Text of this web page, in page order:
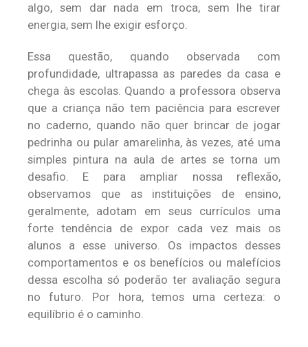
algo, sem dar nada em troca, sem lhe tirar
energia, sem lhe exigir esforço.
Essa questão, quando observada com
profundidade, ultrapassa as paredes da casa e
chega às escolas. Quando a professora observa
que a criança não tem paciência para escrever
no caderno, quando não quer brincar de jogar
pedrinha ou pular amarelinha, às vezes, até uma
simples pintura na aula de artes se torna um
desafio. E para ampliar nossa reflexão,
observamos que as instituições de ensino,
geralmente, adotam em seus currículos uma
forte tendência de expor cada vez mais os
alunos a esse universo. Os impactos desses
comportamentos e os benefícios ou malefícios
dessa escolha só poderão ter avaliação segura
no futuro. Por hora, temos uma certeza: o
equilíbrio é o caminho.